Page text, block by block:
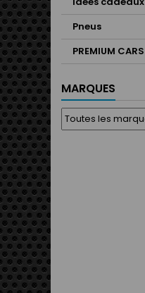
Pneus
PREMIUM CARS
MARQUES